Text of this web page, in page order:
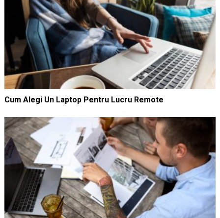
Cum Alegi Un Laptop Pentru Lucru Remote